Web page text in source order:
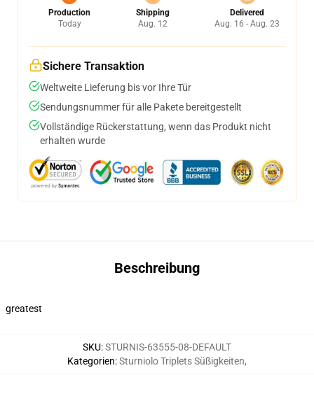
Production
Today
Shipping
Aug. 12
Delivered
Aug. 16 - Aug. 23
Sichere Transaktion
Weltweite Lieferung bis vor Ihre Tür
Sendungsnummer für alle Pakete bereitgestellt
Vollständige Rückerstattung, wenn das Produkt nicht
erhalten wurde
Beschreibung
greatest
SKU:STURNIS-63555-08-DEFAULT
Kategorien:Sturniolo Triplets Süßigkeiten,